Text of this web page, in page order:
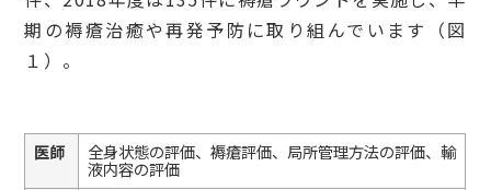
期の褥瘡治癒や再発予防に取り組んでいます（図
１）。
医師 全身状態の評価、褥瘡評価、局所管理方法の評価、輸
液内容の評価